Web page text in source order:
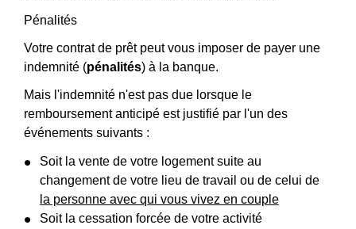
Pénalités
Votre contrat de prêt peut vous imposer de payer une
indemnité (pénalités) à la banque.
Mais l'indemnité n'est pas due lorsque le
remboursement anticipé est justifié par l'un des
événements suivants :
Soit la vente de votre logement suite au
changement de votre lieu de travail ou de celui de
la personne avec qui vous vivez en couple
Soit la cessation forcée de votre activité